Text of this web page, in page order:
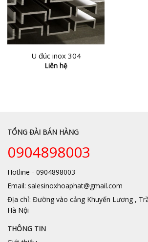
U đúc inox 304
Liên hệ
TỔNG ĐÀI BÁN HÀNG
0904898003
Hotline - 0904898003
Email: salesinoxhoaphat@gmail.com
Địa chỉ: Đường vào cảng Khuyến Lương ,
Hà Nội
THÔNG TIN